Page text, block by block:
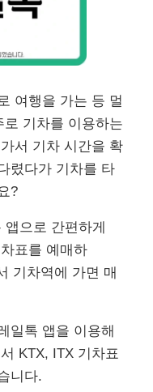
여행을 가는 등 멀
기차를 이용하는
서 기차 시간을 확
렸다가 기차를 타
?
으로 간편하게
표를 예매하
기차역에 가면 매
일톡 앱을 이용해
KTX, ITX 기차표
니다.